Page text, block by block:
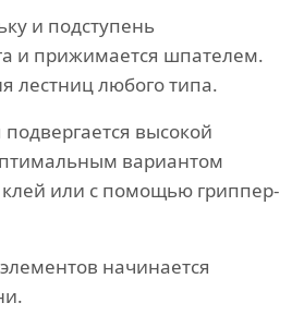
и подступень
и прижимается шпателем.
лестниц любого типа.
высокой
вариантом
клей или с помощью гриппер-
начинается